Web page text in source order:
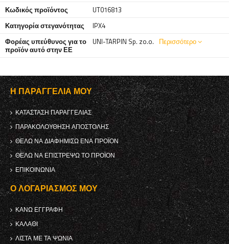
Κωδικός προϊόντος
UT016813
Κατηγορία στεγανότητας
IPX4
Φορέας υπεύθυνος για το
προϊόν αυτό στην ΕΕ
UNI-TARPIN Sp. zo.o. Περισσότερο
Η ΠΑΡΑΓΓΕΛΊΑ ΜΟΥ
ΚΑΤΆΣΤΑΣΗ ΠΑΡΑΓΓΕΛΊΑΣ
ΠΑΡΑΚΟΛΟΎΘΗΣΗ ΑΠΟΣΤΟΛΉΣ
ΘΈΛΩ ΝΑ ΔΙΑΦΗΜΊΣΩ ΈΝΑ ΠΡΟΪΌΝ
ΘΈΛΩ ΝΑ ΕΠΙΣΤΡΈΨΩ ΤΟ ΠΡΟΪΌΝ
ΕΠΙΚΟΙΝΩΝΊΑ
Ο ΛΟΓΑΡΙΑΣΜΌΣ ΜΟΥ
ΚΑΝΩ ΕΓΓΡΑΦΗ
ΚΑΛΆΘΙ
ΛΊΣΤΑ ΜΕ ΤΑ ΨΏΝΙΑ